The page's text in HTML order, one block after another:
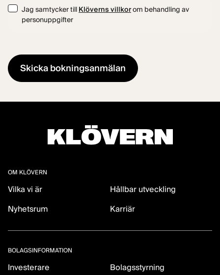
ConsentJag samtycker till Klöverns villkorom behandling av
personuppgifter
OM KLÖVERN
Vilka vi är
Hållbar utveckling
Nyhetsrum
Karriär
BOLAGSINFORMATION
Investerare
Bolagsstyrning